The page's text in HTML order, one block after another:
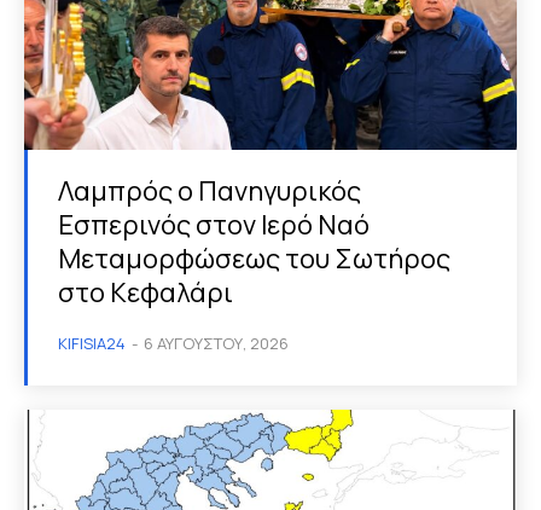
Λαμπρός ο Πανηγυρικός
Εσπερινός στον Ιερό Ναό
Μεταμορφώσεως του Σωτήρος
στο Κεφαλάρι
KIFISIA24 - 6 ΑΥΓΟΎΣΤΟΥ, 2026